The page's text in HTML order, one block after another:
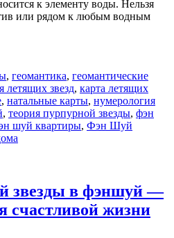
к элементу воды. Нельзя
или рядом к любым водным
, геомантика, геомантические
летящих звезд, карта летящих
, натальные карты, нумерология
, теория пурпурной звезды, фэн
шуй квартиры, Фэн Шуй
звезды в фэншуй —
счастливой жизни